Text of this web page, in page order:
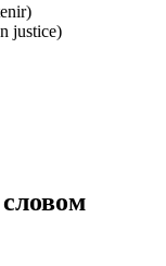
justice)